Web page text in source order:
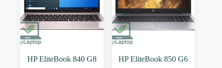
HP EliteBook 840 G8 HP EliteBook 850 G6